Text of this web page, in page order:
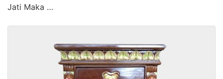
Jati Maka …